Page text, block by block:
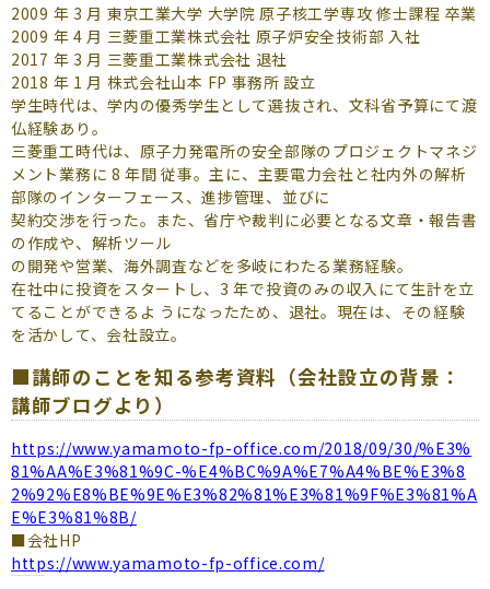
2009 年 3 月 東京工業大学 大学院 原子核工学専攻 修士課程 卒業
2009 年 4 月 三菱重工業株式会社 原子炉安全技術部 入社
2017 年 3 月 三菱重工業株式会社 退社
2018 年 1 月 株式会社山本 FP 事務所 設立
学生時代は、学内の優秀学生として選抜され、文科省予算にて渡
仏経験あり。
三菱重工時代は、原子力発電所の安全部隊のプロジェクトマネジ
メント業務に 8 年間 従事。主に、主要電力会社と社内外の解析
部隊のインターフェース、進捗管理、並びに
契約交渉を行った。また、省庁や裁判に必要となる文章・報告書
の作成や、解析ツール
の開発や営業、海外調査などを多岐にわたる業務経験。
在社中に投資をスタートし、3 年で投資のみの収入にて生計を立
てることができるよ うになったため、退社。現在は、その経験
を活かして、会社設立。
■講師のことを知る参考資料（会社設立の背景：
講師ブログより）
https://www.yamamoto-fp-office.com/2018/09/30/%E3%
81%AA%E3%81%9C-%E4%BC%9A%E7%A4%BE%E3%8
2%92%E8%BE%9E%E3%82%81%E3%81%9F%E3%81%A
E%E3%81%8B/
■会社HP
https://www.yamamoto-fp-office.com/